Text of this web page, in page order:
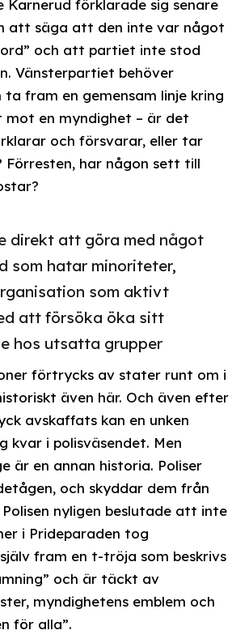
Karnerud förklarade sig senare
att säga att den inte var något
och att partiet inte stod
Vänsterpartiet behöver
ta fram en gemensam linje kring
en myndighet – är det
och försvarar, eller tar
Förresten, har någon sett till
direkt att göra med något
som hatar minoriteter,
som aktivt
att försöka öka sitt
hos utsatta grupper
förtrycks av stater runt om i
även här. Och även efter
avskaffats kan en unken
kvar i polisväsendet. Men
är en annan historia. Poliser
och skyddar dem från
nyligen beslutade att inte
i Prideparaden tog
fram en t-tröja som beskrivs
och är täckt av
myndighetens emblem och
för alla”.